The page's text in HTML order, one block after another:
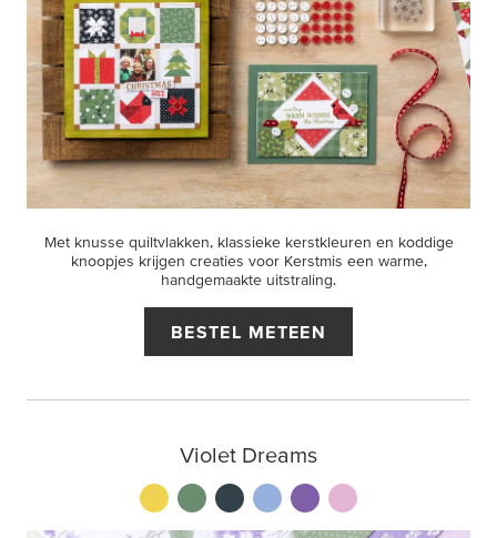
Met knusse quiltvlakken, klassieke kerstkleuren en koddige
knoopjes krijgen creaties voor Kerstmis een warme,
handgemaakte uitstraling.
BESTEL METEEN
Violet Dreams